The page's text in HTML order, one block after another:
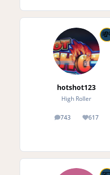
hotshot123
High Roller
743
posts 617